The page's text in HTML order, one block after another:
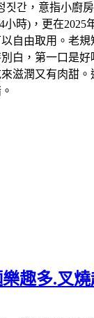
간，意指小廚
時)，更在
自由取用。老
白，第一口是
滋潤又有肉甜
趣多.叉